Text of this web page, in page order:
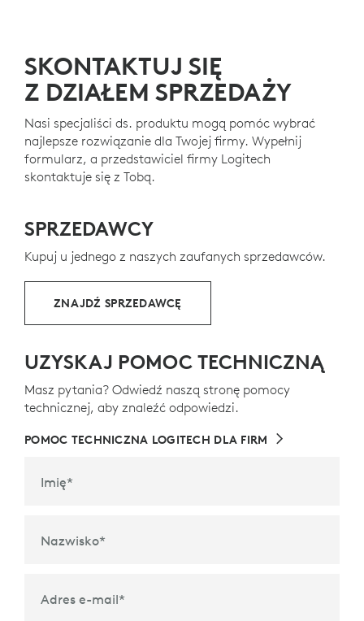
SKONTAKTUJ SIĘ
Z DZIAŁEM SPRZEDAŻY
Nasi specjaliści ds. produktu mogą pomóc wybrać
najlepsze rozwiązanie dla Twojej firmy. Wypełnij
formularz, a przedstawiciel firmy Logitech
skontaktuje się z Tobą.
SPRZEDAWCY
Kupuj u jednego z naszych zaufanych sprzedawców.
ZNAJDŹ SPRZEDAWCĘ
UZYSKAJ POMOC TECHNICZNĄ
Masz pytania? Odwiedź naszą stronę pomocy
technicznej, aby znaleźć odpowiedzi.
POMOC TECHNICZNA LOGITECH DLA FIRM
Imię*
Nazwisko*
Adres e-mail*